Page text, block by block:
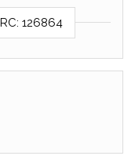
126864